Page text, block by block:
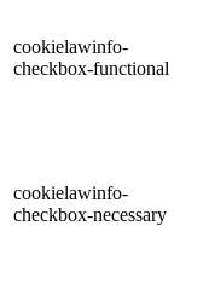
cookielawinfo-
checkbox-functional
cookielawinfo-
checkbox-necessary